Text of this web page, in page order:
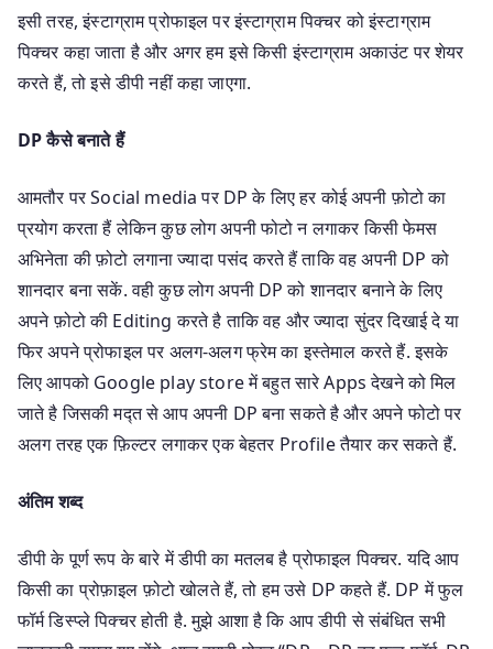
इसी तरह, इंस्टाग्राम प्रोफाइल पर इंस्टाग्राम पिक्चर को इंस्टाग्राम
पिक्चर कहा जाता है और अगर हम इसे किसी इंस्टाग्राम अकाउंट पर शेयर
करते हैं, तो इसे डीपी नहीं कहा जाएगा.
DP कैसे बनाते हैं
आमतौर पर Social media पर DP के लिए हर कोई अपनी फ़ोटो का
प्रयोग करता हैं लेकिन कुछ लोग अपनी फोटो न लगाकर किसी फेमस
अभिनेता की फ़ोटो लगाना ज्यादा पसंद करते हैं ताकि वह अपनी DP को
शानदार बना सकें. वही कुछ लोग अपनी DP को शानदार बनाने के लिए
अपने फ़ोटो की Editing करते है ताकि वह और ज्यादा सुंदर दिखाई दे या
फिर अपने प्रोफाइल पर अलग-अलग फ्रेम का इस्तेमाल करते हैं. इसके
लिए आपको Google play store में बहुत सारे Apps देखने को मिल
जाते है जिसकी मद्त से आप अपनी DP बना सकते है और अपने फोटो पर
अलग तरह एक फ़िल्टर लगाकर एक बेहतर Profile तैयार कर सकते हैं.
अंतिम शब्द
डीपी के पूर्ण रूप के बारे में डीपी का मतलब है प्रोफाइल पिक्चर. यदि आप
किसी का प्रोफ़ाइल फ़ोटो खोलते हैं, तो हम उसे DP कहते हैं. DP में फुल
फॉर्म डिस्प्ले पिक्चर होती है. मुझे आशा है कि आप डीपी से संबंधित सभी